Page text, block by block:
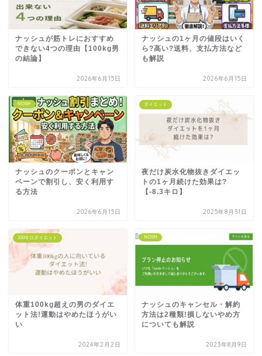
ナッシュが筋トレにおすすめ
できない4つの理由【100kg男
の結論】
2026年6月15日
ナッシュの1ヶ月の値段はいく
ら?高い?送料、支払方法など
も解説
2026年6月15日
NOSH
ナッシュのクーポンとキャン
ペーンで割引し、安く利用す
る方法
2026年6月15日
ダイエット
夜だけ炭水化物抜きダイエッ
トの1ヶ月続けた効果は?
【-8.3キロ】
2025年8月31日
100キロダイエット
体重100kg超えの男のダイエ
ット法!運動はやめたほうがい
い
2024年2月2日
NOSH
ナッシュのキャンセル・解約
方法は2種類!損しないやめ方
についても解説
2023年8月9日